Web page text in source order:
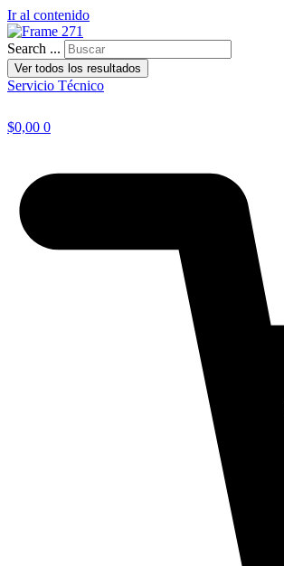
Ir al contenido
Search ...
Ver todos los resultados
Servicio Técnico
$0,00 0